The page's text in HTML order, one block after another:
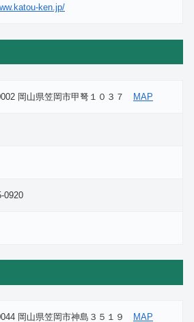
ken.jp/
岡山県笠岡市甲弩１０３７ MAP
0920
岡山県笠岡市神島３５１９ MAP